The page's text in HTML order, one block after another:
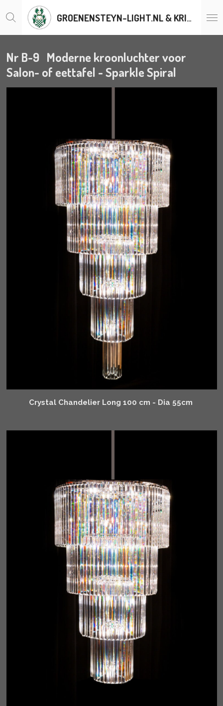
direct
hoofdinhoud
GROENENSTEYN-LIGHT.NL & KRISTALLENLUSTERS.BE
Nr B-9 Moderne kroonluchter voor
Salon- of eettafel - Sparkle Spiral
Crystal Chandelier Long 100 cm - Dia 55cm